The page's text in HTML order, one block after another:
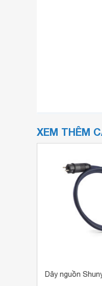
XEM THÊM
Dây nguồn